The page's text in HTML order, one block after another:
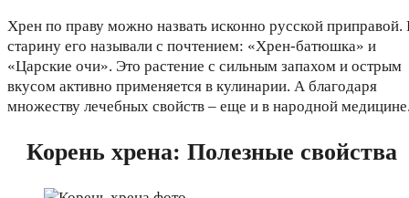
Хрен по праву можно назвать исконно русской приправой.
старину его называли с почтением: «Хрен-батюшка» и
«Царские очи». Это растение с сильным запахом и острым
вкусом активно применяется в кулинарии. А благодаря
множеству лечебных свойств – еще и в народной
Корень хрена: Полезные свойства